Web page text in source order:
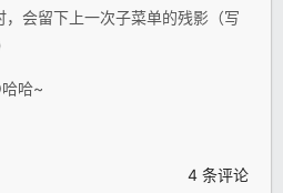
，会留下上一次子菜单的残影（写
哈~
4 条评论